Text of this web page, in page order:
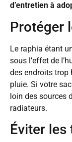
d’entretien à
Protéger
Le raphia étant
sous l’effet de
des endroits trop
pluie. Si votre
loin des sources
radiateurs.
Éviter les